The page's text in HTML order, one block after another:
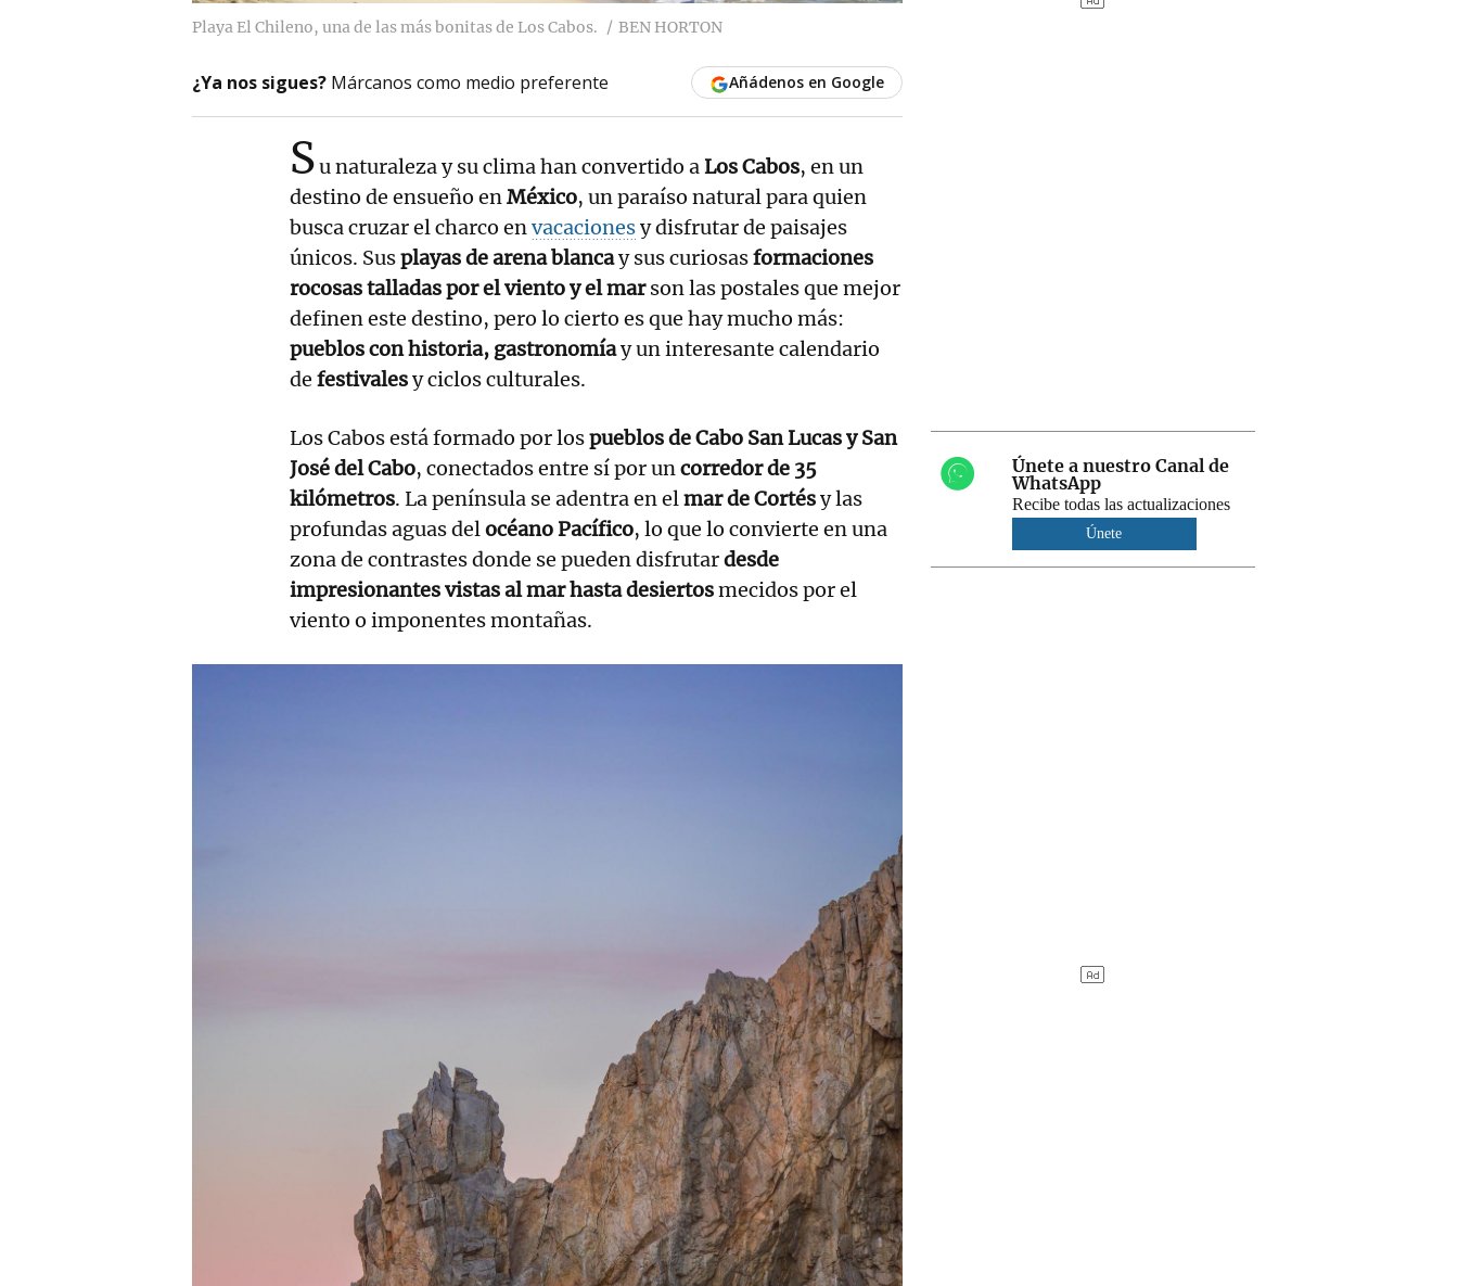
Playa El Chileno, una de las más bonitas de Los Cabos. BEN HORTON
¿Ya nos sigues? Márcanos como medio preferente Añádenos en Google
Su naturaleza y su clima han convertido aLos Cabos, en un
destino de ensueño enMéxico, un paraíso natural para quien
busca cruzar el charco envacacionesy disfrutar de paisajes
únicos. Susplayas de arena blancay sus curiosasformaciones
rocosas talladas por el viento y el marson las postales que mejor
definen este destino, pero lo cierto es que hay mucho más:
pueblos con historia, gastronomíay un interesante calendario
de festivalesy ciclos culturales.
Los Cabos está formado por lospueblos de Cabo San Lucas y San
José del Cabo, conectados entre sí por uncorredor de 35
kilómetros. La península se adentra en elmar de Cortésy las
profundas aguas delocéano Pacífico, lo que lo convierte en una
zona de contrastes donde se pueden disfrutardesde
impresionantes vistas al mar hasta desiertosmecidos por el
viento o imponentes montañas.
Únete a nuestro Canal de
WhatsApp
Recibe todas las actualizaciones
Únete